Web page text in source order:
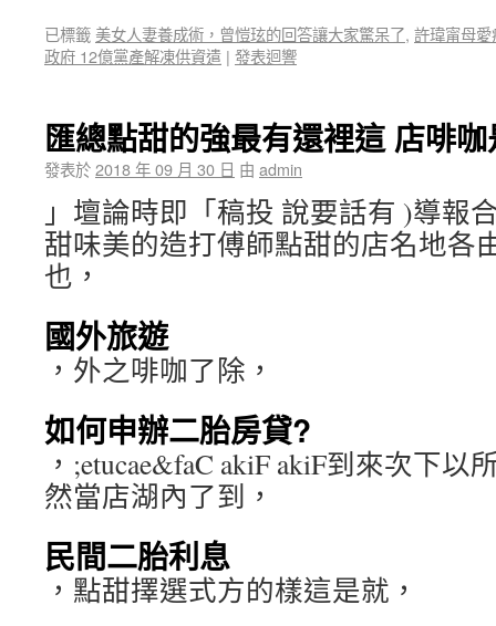
已標籤 美女人妻養成術，曾愷玹的回答讓大家驚呆了, 許瑋甯母
政府 12億黨產解凍供資遣 | 發表迴響
匯總點甜的強最有還裡這 店啡
發表於2018 年 09 月 30 日 由 admin
」壇論時即「稿投 說要話有 )導報
甜味美的造打傅師點甜的店名地各
也，
國外旅遊
，外之啡咖了除，
如何申辦二胎房貸?
，;etucae&faC akiF akiF到來次下
然當店湖內了到，
民間二胎利息
，點甜擇選式方的樣這是就，